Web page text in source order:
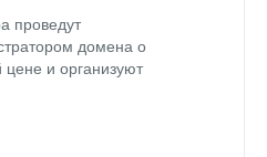
проведут
домена о
и организуют